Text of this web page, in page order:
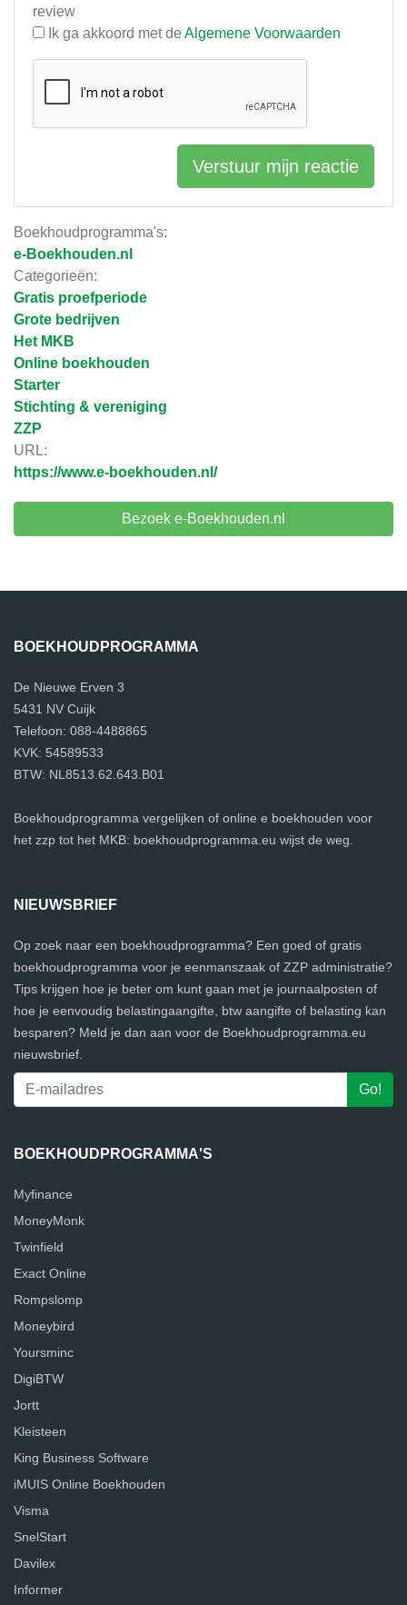
Boekhoudprogramma's:
e-Boekhouden.nl
Categorieën:
Gratis proefperiode
Grote bedrijven
Het MKB
Online boekhouden
Starter
Stichting & vereniging
ZZP
URL:
https://www.e-boekhouden.nl/
Bezoek e-Boekhouden.nl
review
Ik ga akkoord met de Algemene Voorwaarden
Verstuur mijn reactie
BOEKHOUDPROGRAMMA
De Nieuwe Erven 3
5431 NV Cuijk
Telefoon: 088-4488865
KVK: 54589533
BTW: NL8513.62.643.B01
Boekhoudprogramma vergelijken of online e boekhouden voor
het zzp tot het MKB: boekhoudprogramma.eu wijst de weg.
NIEUWSBRIEF
Op zoek naar een boekhoudprogramma? Een goed of gratis
boekhoudprogramma voor je eenmanszaak of ZZP administratie?
Tips krijgen hoe je beter om kunt gaan met je journaalposten of
hoe je eenvoudig belastingaangifte, btw aangifte of belasting kan
besparen? Meld je dan aan voor de Boekhoudprogramma.eu
nieuwsbrief.
BOEKHOUDPROGRAMMA'S
Myfinance
MoneyMonk
Twinfield
Exact Online
Rompslomp
Moneybird
Yoursminc
DigiBTW
Jortt
Kleisteen
King Business Software
iMUIS Online Boekhouden
Visma
SnelStart
Davilex
Informer